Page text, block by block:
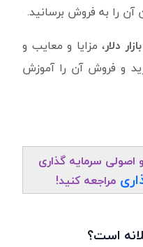
را به فروش برسانید.
دلار، مزایا و معایب و
و فروش آن را آموزش
اصولی سرمایه گذاری
مراجعه کنید!
است؟